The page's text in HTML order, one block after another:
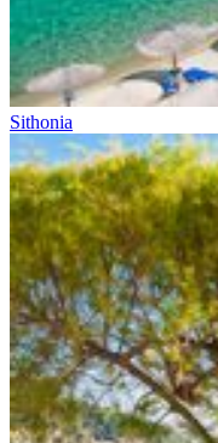
Sithonia